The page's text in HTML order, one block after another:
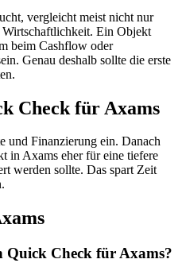
vergleicht meist nicht nur
Ein Objekt
beim Cashflow oder
Genau deshalb sollte die erste
Check für Axams
und Finanzierung ein. Danach
in Axams eher für eine tiefere
werden sollte. Das spart Zeit
Check für Axams?